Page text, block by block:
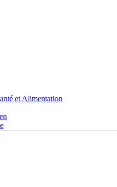
et Alimentation